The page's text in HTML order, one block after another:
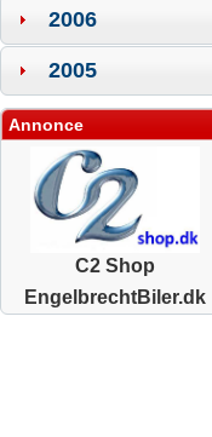
2006
2005
Annonce
C2 Shop
EngelbrechtBiler.dk